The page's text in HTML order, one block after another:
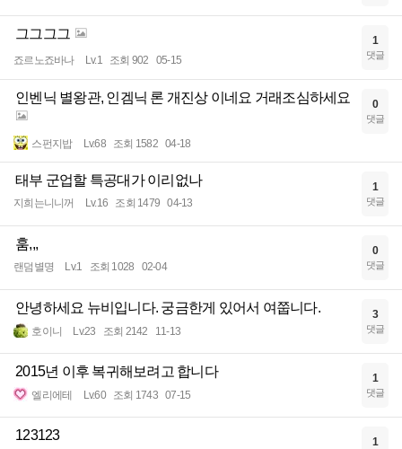
그그그그
죠르노죠바나 Lv.1 조회 902 05-15
1
댓글
인벤닉 별왕관, 인겜닉 론 개진상 이네요 거래조심하세요
스펀지밥 Lv.68 조회 1582 04-18
0
댓글
태부 군업할 특공대가 이리없나
지희는니니꺼 Lv.16 조회 1479 04-13
1
댓글
훔,,,
랜덤별명 Lv.1 조회 1028 02-04
0
댓글
안녕하세요 뉴비입니다. 궁금한게 있어서 여쭙니다.
호이니 Lv.23 조회 2142 11-13
3
댓글
2015년 이후 복귀해보려고 합니다
엘리에테 Lv.60 조회 1743 07-15
1
댓글
123123 1